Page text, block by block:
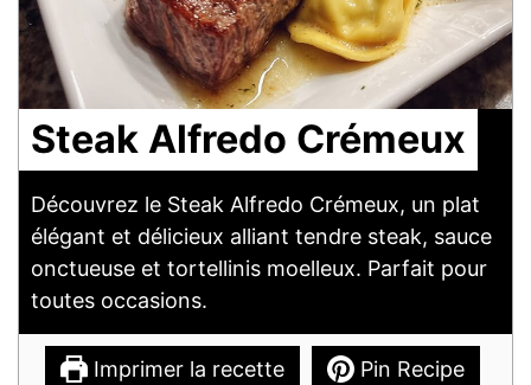
Steak Alfredo Crémeux
Découvrez le Steak Alfredo Crémeux, un plat
élégant et délicieux alliant tendre steak, sauce
onctueuse et tortellinis moelleux. Parfait pour
toutes occasions.
Imprimer la recette Pin Recipe